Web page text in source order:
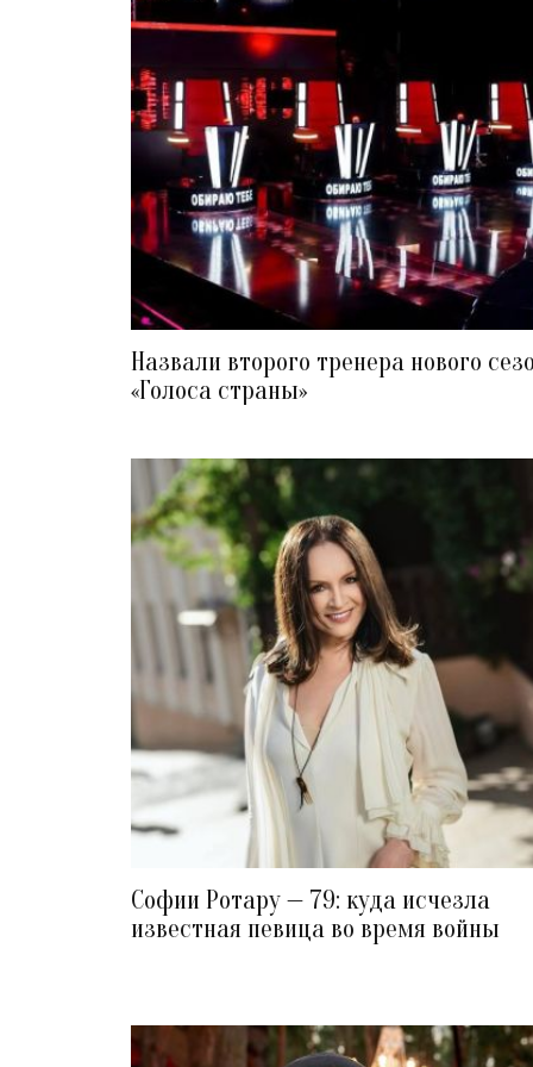
Назвали второго тренера нового
«Голоса страны»
Софии Ротару — 79: куда исчезла
известная певица во время войны